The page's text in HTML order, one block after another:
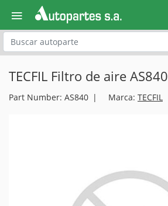
Explora
TECFIL Filtro de aire AS840
Part Number: AS840 Marca: TECFIL